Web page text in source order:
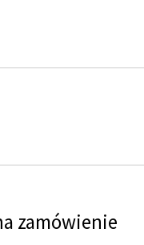
zamówienie